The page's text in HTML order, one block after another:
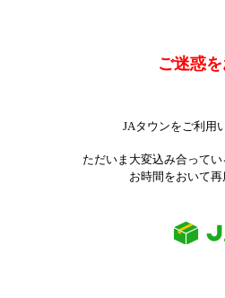
ご迷惑
JAタウンをご利用
ただいま大変込み合って
お時間をおいて